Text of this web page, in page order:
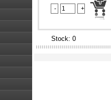
Stock: 0